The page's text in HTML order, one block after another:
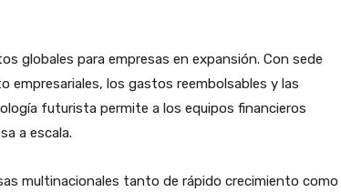
globales para empresas en expansión. Con sede
empresariales, los gastos reembolsables y las
futurista permite a los equipos financieros
a escala.
multinacionales tanto de rápido crecimiento como